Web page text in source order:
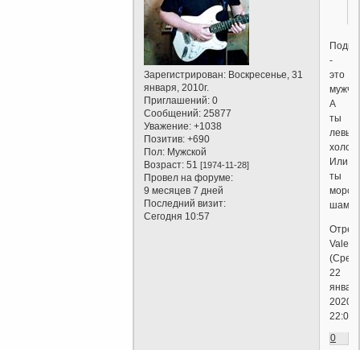
Зарегистрирован: Воскресенье, 31
января, 2010г.
Приглашений: 0
Сообщений: 25877
Уважение: +1038
Позитив: +690
Пол: Мужской
Возраст: 51[1974-11-28]
Провел на форуме:
9 месяцев 7 дней
Последний визит:
Сегодня 10:57
-
это
А
ты
левый
Или
ты
22
2020г.
22:01)
0